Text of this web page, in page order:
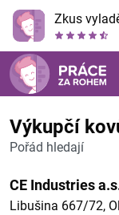
Zkus
Výkupčí
Pořád hledají
CE Industries
Libušina 667/72,